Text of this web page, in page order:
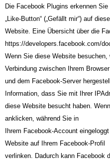
Die Facebook Plugins erkennen
„Like-Button“ („Gefällt mir“) auf
Website. Eine Übersicht über die
https://developers.facebook.com/
Wenn Sie diese Website
Verbindung zwischen Ihrem Browser
und dem Facebook-Server
Information, dass Sie mit Ihrer
diese Website besucht haben.
anklicken, während Sie in
Ihrem Facebook-Account
Website auf Ihrem Facebook-Profil
verlinken. Dadurch kann Facebook